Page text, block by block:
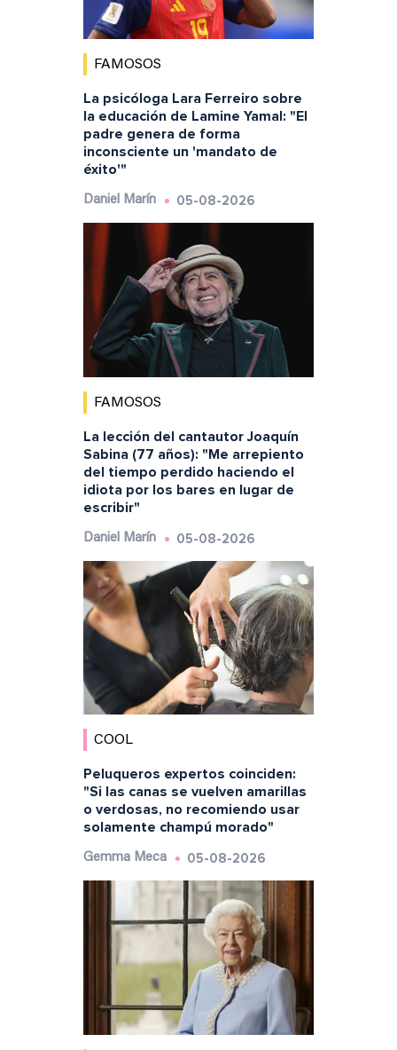
FAMOSOS
La psicóloga Lara Ferreiro sobre
la educación de Lamine Yamal: "El
padre genera de forma
inconsciente un 'mandato de
éxito'"
Daniel Marín 05-08-2026
FAMOSOS
La lección del cantautor Joaquín
Sabina (77 años): "Me arrepiento
del tiempo perdido haciendo el
idiota por los bares en lugar de
escribir"
Daniel Marín 05-08-2026
COOL
Peluqueros expertos coinciden:
"Si las canas se vuelven amarillas
o verdosas, no recomiendo usar
solamente champú morado"
Gemma Meca 05-08-2026